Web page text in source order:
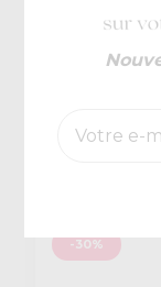
Tamaris
-30%